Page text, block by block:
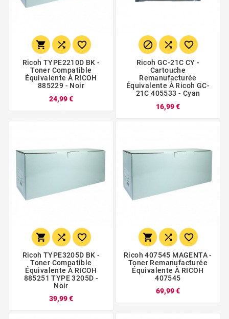
  
Ricoh TYPE2210D BK -
Toner Compatible
Équivalente À RICOH
885229 - Noir
24,99 €
  
Ricoh GC-21C CY -
Cartouche
Remanufacturée
Équivalente À Ricoh GC-
21C 405533 - Cyan
16,99 €
  
Ricoh TYPE3205D BK -
Toner Compatible
Équivalente À RICOH
885251 TYPE 3205D -
Noir
39,99 €
  
Ricoh 407545 MAGENTA -
Toner Remanufacturée
Équivalente À RICOH
407545
69,99 €